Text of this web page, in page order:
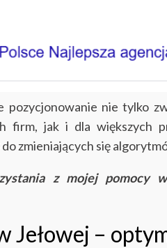
pozycjonowanie nie tylko
firm, jak i dla większych
zmieniających się
z mojej
Jełowej –